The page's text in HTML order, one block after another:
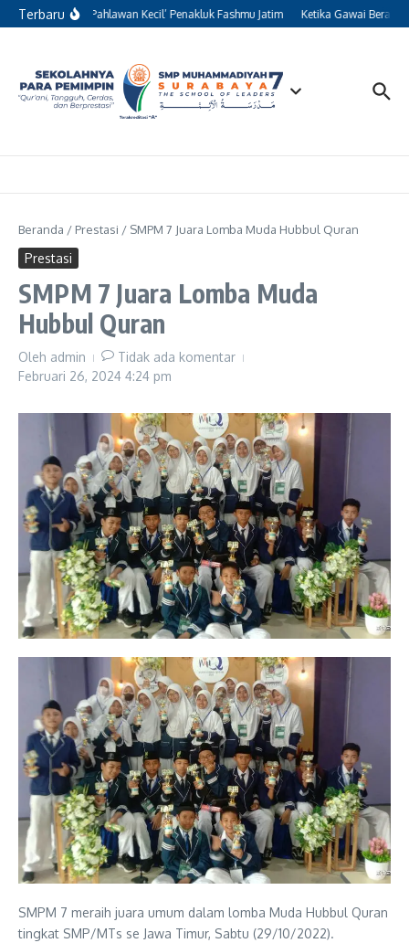
Lewati ke konten
Terbaru
Kisah 13 ‘Pahlawan Kecil’ Penakluk Fashmu Jatim Ketika Gawai Beralih
Beranda / Prestasi / SMPM 7 Juara Lomba Muda Hubbul Quran
Prestasi
SMPM 7 Juara Lomba Muda
Hubbul Quran
Oleh admin
Tidak ada komentar
Februari 26, 2024 4:24 pm
SMPM 7 meraih juara umum dalam lomba Muda Hubbul Quran
tingkat SMP/MTs se Jawa Timur, Sabtu (29/10/2022).